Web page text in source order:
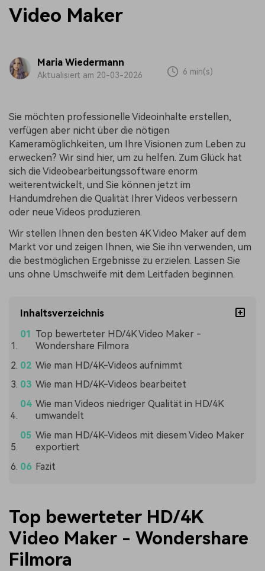
Video Maker
Maria Wiedermann
Aktualisiert am 20-03-2026 6 min(s)
Sie möchten professionelle Videoinhalte erstellen,
verfügen aber nicht über die nötigen
Kameramöglichkeiten, um Ihre Visionen zum Leben zu
erwecken? Wir sind hier, um zu helfen. Zum Glück hat
sich die Videobearbeitungssoftware enorm
weiterentwickelt, und Sie können jetzt im
Handumdrehen die Qualität Ihrer Videos verbessern
oder neue Videos produzieren.
Wir stellen Ihnen den besten 4K Video Maker auf dem
Markt vor und zeigen Ihnen, wie Sie ihn verwenden, um
die bestmöglichen Ergebnisse zu erzielen. Lassen Sie
uns ohne Umschweife mit dem Leitfaden beginnen.
Inhaltsverzeichnis
Top bewerteter HD/4K Video Maker -
Wondershare Filmora
Wie man HD/4K-Videos aufnimmt
Wie man HD/4K-Videos bearbeitet
Wie man Videos niedriger Qualität in HD/4K
umwandelt
Wie man HD/4K-Videos mit diesem Video Maker
exportiert
Fazit
Top bewerteter HD/4K
Video Maker - Wondershare
Filmora